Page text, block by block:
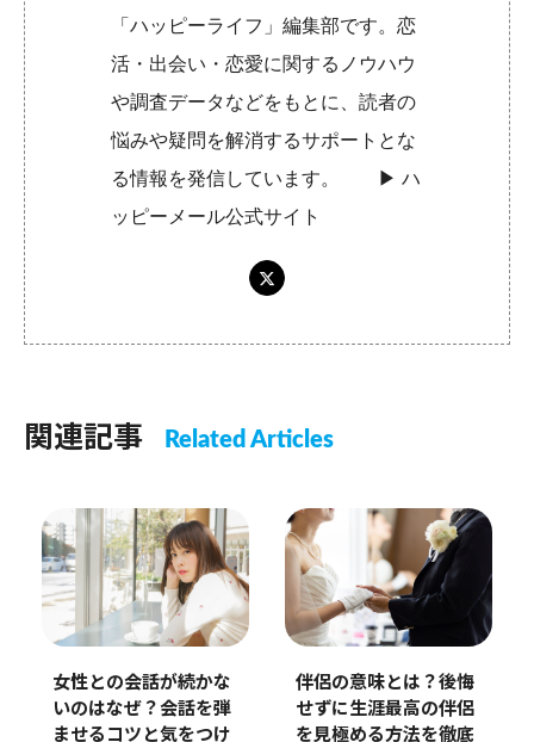
「ハッピーライフ」編集部です。恋
活・出会い・恋愛に関するノウハウ
や調査データなどをもとに、読者の
悩みや疑問を解消するサポートとな
る情報を発信しています。 ▶︎ハ
ッピーメール公式サイト
関連記事 Related Articles
女性との会話が続かな
いのはなぜ？会話を弾
ませるコツと気をつけ
伴侶の意味とは？後悔
せずに生涯最高の伴侶
を見極める方法を徹底